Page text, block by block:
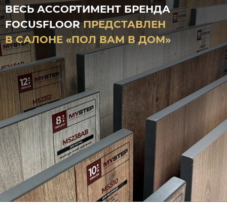
ВЕСЬ АССОРТИМЕНТ БРЕНДА
FOCUSFLOORПРЕДСТАВЛЕН
В САЛОНЕ «ПОЛ ВАМ В ДОМ»